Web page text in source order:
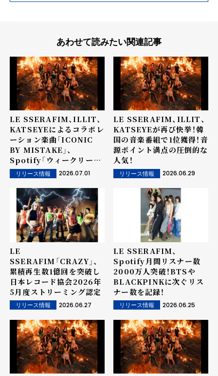
あわせて読みたい関連記事
LE SSERAFIM、ILLIT、
KATSEYEによるコラボレ
ーション楽曲「ICONIC
BY MISTAKE」、
Spotify「ウィークリート
ップソング グローバル」21
位！さらに順位を上げ2週
連続チャートイン！
リリース情報 2026.07.01
LE SSERAFIM、ILLIT、
KATSEYEが再び快挙！韓
国の音楽番組で1位獲得！音
源ポイント満点の圧倒的な
人気！
リリース情報 2026.06.29
LE
SSERAFIM「CRAZY」、
累積再生数1億回を突破し
日本レコード協会2026年
5月度ストリーミング認定
リリース情報 2026.06.27
LE SSERAFIM、
Spotify月間リスナー数
2000万人突破！BTSや
BLACKPINKに次ぐリス
ナー数を記録！
リリース情報 2026.06.25